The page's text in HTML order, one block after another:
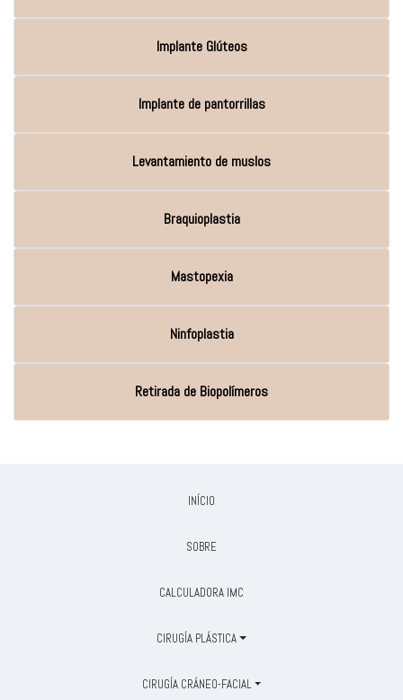
Implante Glúteos
Implante de pantorrillas
Levantamiento de muslos
Braquioplastia
Mastopexia
Ninfoplastia
Retirada de Biopolímeros
INÍCIO
SOBRE
CALCULADORA IMC
CIRUGÍA PLÁSTICA
CIRUGÍA CRÁNEO-FACIAL